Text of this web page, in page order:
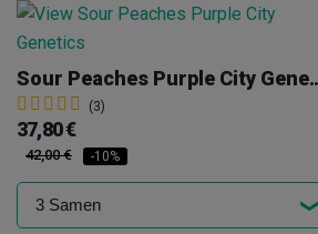
Sour
(3)
37,80 €
42,00 € -10%